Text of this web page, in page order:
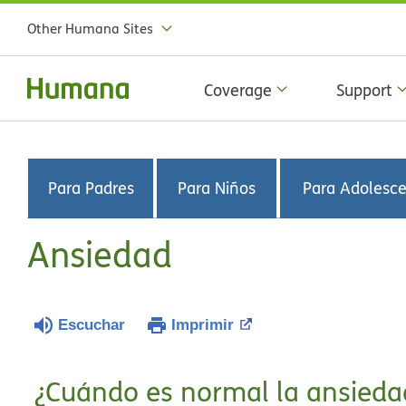
Other Humana Sites
Coverage Support
Para Padres Para Niños Para
Ansiedad
Escuchar Imprimir
¿Cuándo es normal la